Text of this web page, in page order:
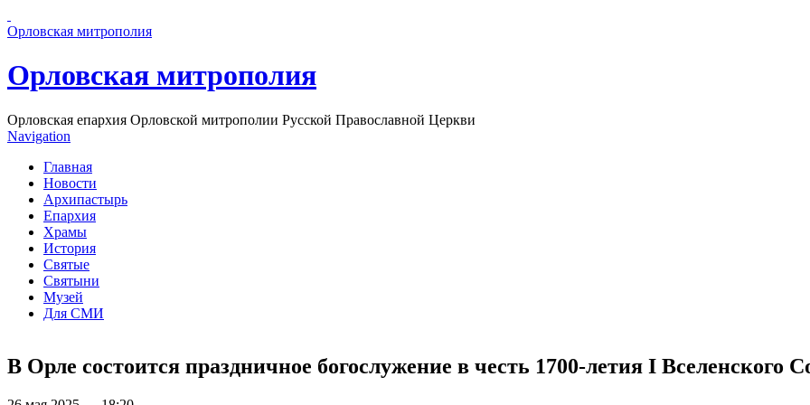
Орловская митрополия
Орловская митрополия
Орловская епархия Орловской митрополии Русской Православной Церкви
Navigation
Главная
Новости
Архипастырь
Епархия
Храмы
История
Святые
Святыни
Музей
Для СМИ
В Орле состоится праздничное богослужение в честь 1700-летия I Вселенского